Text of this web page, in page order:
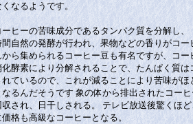
なるようです。
ーヒーの苦味成分であるタンパク質を分解し、
間自然の発酵が行われ、果物などの香りがコー
ら集められるコーヒー豆も有名ですが、コー
酵素により分解されることで、たんぱく質は
ているので、これが減ることにより苦味がほ
るんだそうです 象の体から排出されたコー
され、日干しされる。 テレビ放送後驚くほ
格も高級なコーヒーとなる。